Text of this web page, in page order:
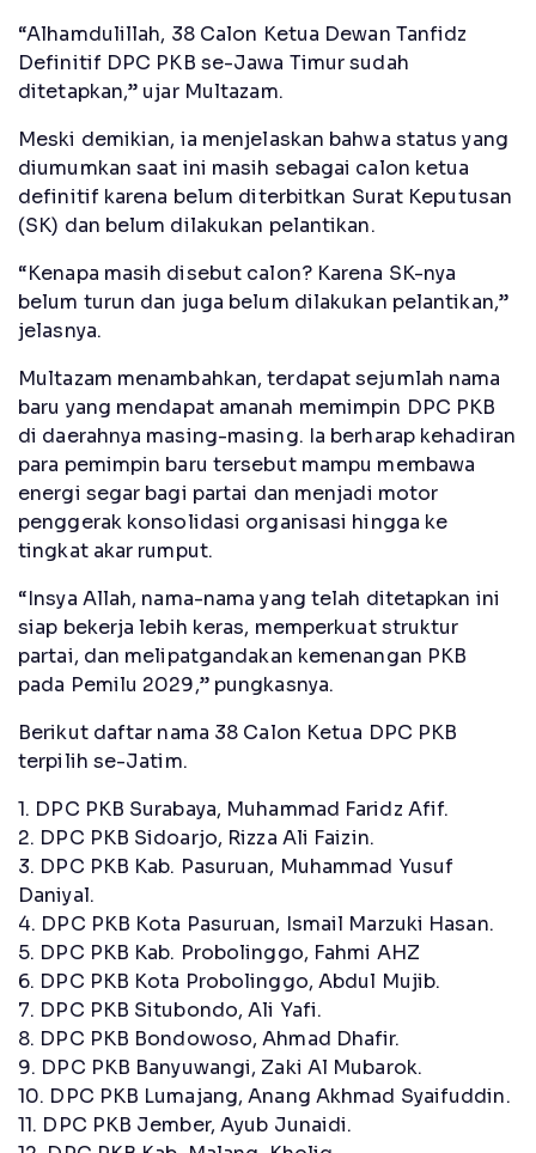
“Alhamdulillah, 38 Calon Ketua Dewan Tanfidz
Definitif DPC PKB se-Jawa Timur sudah
ditetapkan,” ujar Multazam.
Meski demikian, ia menjelaskan bahwa status yang
diumumkan saat ini masih sebagai calon ketua
definitif karena belum diterbitkan Surat Keputusan
(SK) dan belum dilakukan pelantikan.
“Kenapa masih disebut calon? Karena SK-nya
belum turun dan juga belum dilakukan pelantikan,”
jelasnya.
Multazam menambahkan, terdapat sejumlah nama
baru yang mendapat amanah memimpin DPC PKB
di daerahnya masing-masing. Ia berharap kehadiran
para pemimpin baru tersebut mampu membawa
energi segar bagi partai dan menjadi motor
penggerak konsolidasi organisasi hingga ke
tingkat akar rumput.
“Insya Allah, nama-nama yang telah ditetapkan ini
siap bekerja lebih keras, memperkuat struktur
partai, dan melipatgandakan kemenangan PKB
pada Pemilu 2029,” pungkasnya.
Berikut daftar nama 38 Calon Ketua DPC PKB
terpilih se-Jatim.
1. DPC PKB Surabaya, Muhammad Faridz Afif.
2. DPC PKB Sidoarjo, Rizza Ali Faizin.
3. DPC PKB Kab. Pasuruan, Muhammad Yusuf
Daniyal.
4. DPC PKB Kota Pasuruan, Ismail Marzuki Hasan.
5. DPC PKB Kab. Probolinggo, Fahmi AHZ
6. DPC PKB Kota Probolinggo, Abdul Mujib.
7. DPC PKB Situbondo, Ali Yafi.
8. DPC PKB Bondowoso, Ahmad Dhafir.
9. DPC PKB Banyuwangi, Zaki Al Mubarok.
10. DPC PKB Lumajang, Anang Akhmad Syaifuddin.
11. DPC PKB Jember, Ayub Junaidi.